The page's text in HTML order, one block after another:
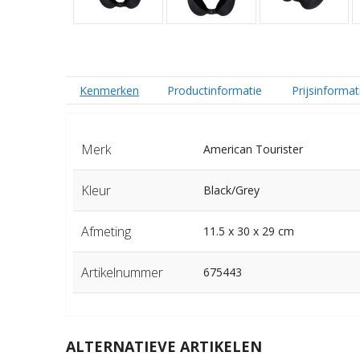
Kenmerken Productinformatie
Merk American Tourister
Kleur Black/Grey
Afmeting 11.5 x 30 x 29 cm
Artikelnummer 675443
ALTERNATIEVE ARTIKELEN